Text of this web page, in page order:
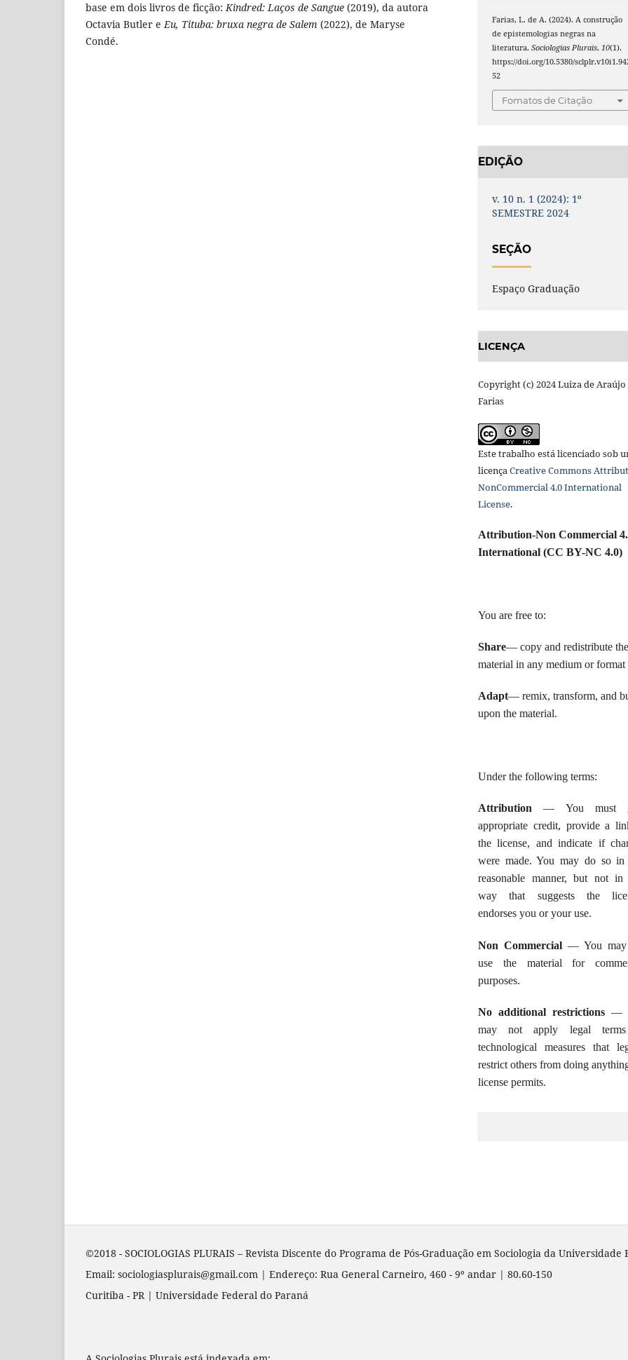
base em dois livros de ficção:Kindred: Laços de Sangue (2019), da autora
Octavia Butler eEu, Tituba: bruxa negra de Salem (2022), de Maryse
Condé.
Farias, L. de A. (2024). A construção
de epistemologias negras na
literatura.Sociologias Plurais, 10(1).
https://doi.org/10.5380/
52
Fomatos de Citação
EDIÇÃO
v. 10 n. 1 (2024): 1º
SEMESTRE 2024
SEÇÃO
Espaço Graduação
LICENÇA
Copyright (c) 2024 Luiza de Araújo
Farias
Este trabalho está licenciado sob
licençaCreative Commons
NonCommercial 4.0 International
License.
Attribution-Non Commercial
International (CC BY-NC 4.0)
You are free to:
Share— copy and redistribute the
material in any medium or format
Adapt— remix, transform, and
upon the material.
Under the following terms:
Attribution — You must
appropriate credit, provide a
the license, and indicate if
were made. You may do so in
reasonable manner, but not in
way that suggests the
endorses you or your use.
Non Commercial — You
use the material for
purposes.
No additional restrictions —
may not apply legal
technological measures that
restrict others from doing
license permits.
©2018 - SOCIOLOGIAS PLURAIS – Revista Discente do Programa de Pós-Graduação em Sociologia da Universidade
Email: sociologiasplurais@gmail.com | Endereço: Rua General Carneiro, 460 - 9º andar | 80.60-150
Curitiba - PR | Universidade Federal do Paraná